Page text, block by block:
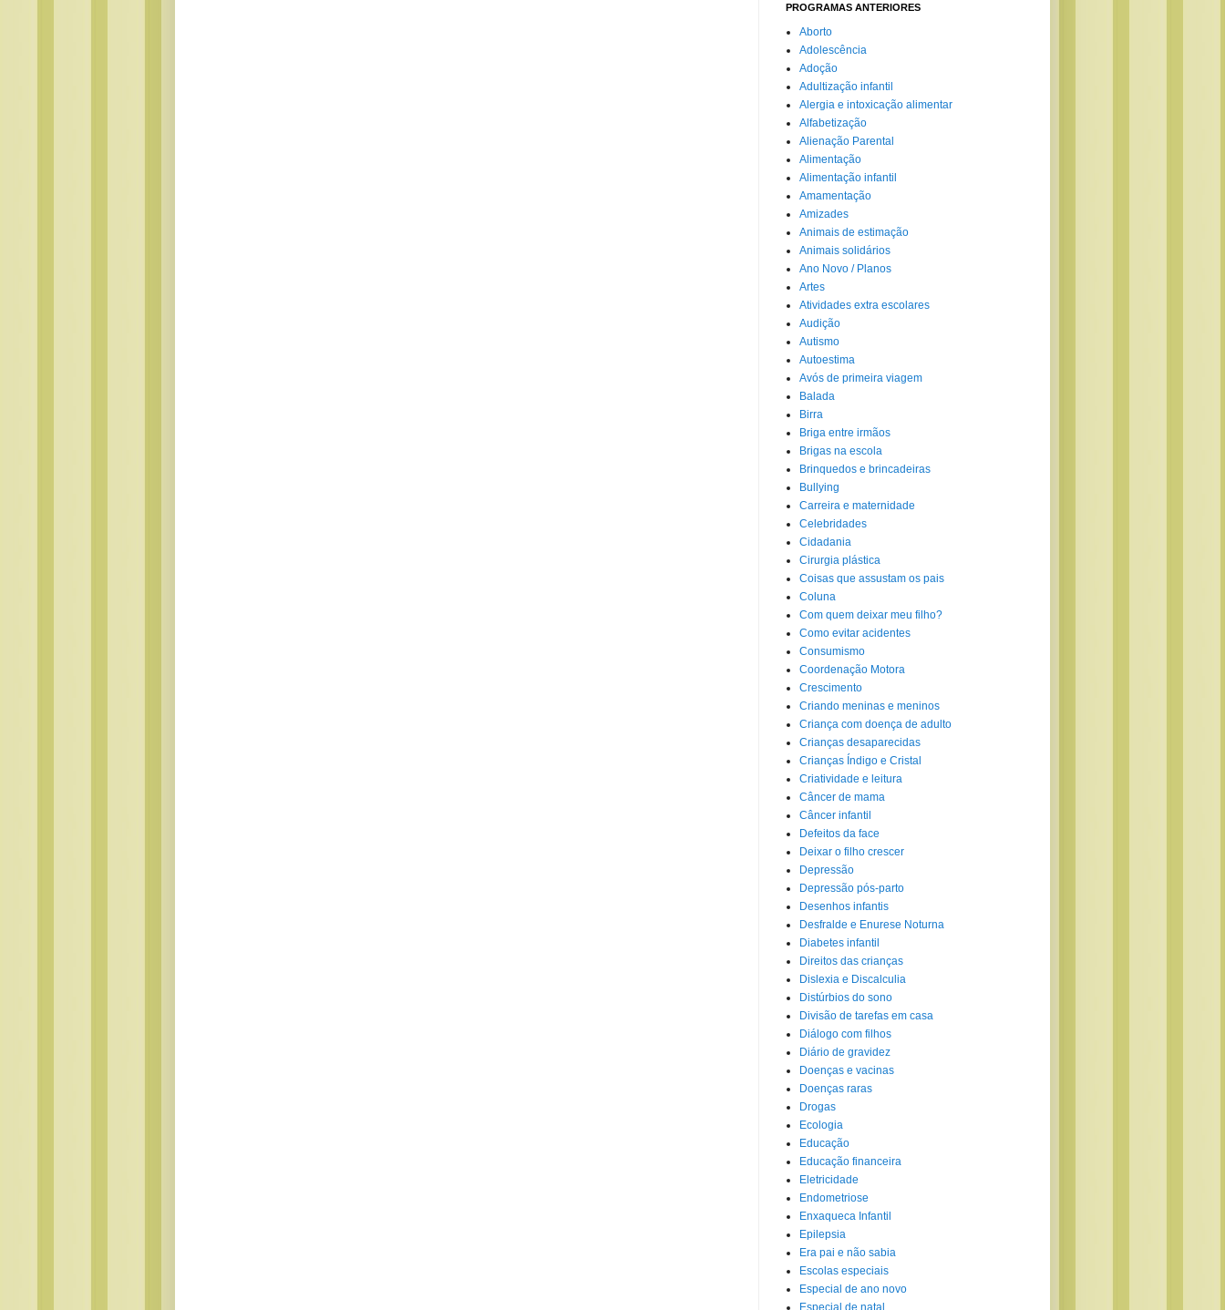
PROGRAMAS ANTERIORES
Aborto
Adolescência
Adoção
Adultização infantil
Alergia e intoxicação alimentar
Alfabetização
Alienação Parental
Alimentação
Alimentação infantil
Amamentação
Amizades
Animais de estimação
Animais solidários
Ano Novo / Planos
Artes
Atividades extra escolares
Audição
Autismo
Autoestima
Avós de primeira viagem
Balada
Birra
Briga entre irmãos
Brigas na escola
Brinquedos e brincadeiras
Bullying
Carreira e maternidade
Celebridades
Cidadania
Cirurgia plástica
Coisas que assustam os pais
Coluna
Com quem deixar meu filho?
Como evitar acidentes
Consumismo
Coordenação Motora
Crescimento
Criando meninas e meninos
Criança com doença de adulto
Crianças desaparecidas
Crianças Índigo e Cristal
Criatividade e leitura
Câncer de mama
Câncer infantil
Defeitos da face
Deixar o filho crescer
Depressão
Depressão pós-parto
Desenhos infantis
Desfralde e Enurese Noturna
Diabetes infantil
Direitos das crianças
Dislexia e Discalculia
Distúrbios do sono
Divisão de tarefas em casa
Diálogo com filhos
Diário de gravidez
Doenças e vacinas
Doenças raras
Drogas
Ecologia
Educação
Educação financeira
Eletricidade
Endometriose
Enxaqueca Infantil
Epilepsia
Era pai e não sabia
Escolas especiais
Especial de ano novo
Especial de natal